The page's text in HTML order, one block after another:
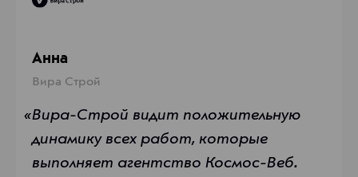
+7 (383) 363-363-1
Космос-Веб
Анна
Вира Строй
«Вира-Строй видит положительную
динамику всех работ, которые
выполняет агентство Космос-Веб.